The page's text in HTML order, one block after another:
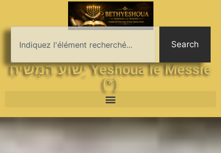
Search
יֵשׁוּעַ הַמָּשִׁיחַ Yeshoua le Messie
(*)